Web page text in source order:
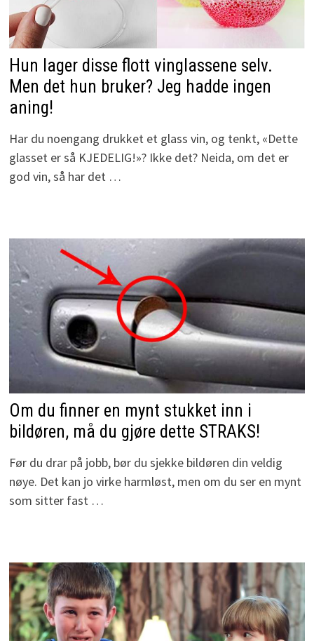
Hun lager disse flott vinglassene selv.
Men det hun bruker? Jeg hadde ingen
aning!
Har du noengang drukket et glass vin, og tenkt, «Dette
glasset er så KJEDELIG!»? Ikke det? Neida, om det er
god vin, så har det …
Om du finner en mynt stukket inn i
bildøren, må du gjøre dette STRAKS!
Før du drar på jobb, bør du sjekke bildøren din veldig
nøye. Det kan jo virke harmløst, men om du ser en mynt
som sitter fast …